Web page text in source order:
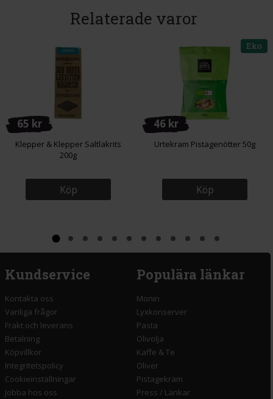
Relaterade varor
65 kr
Klepper & Klepper Saltlakrits
200g
Köp
46 kr
Eko
Urtekram Pistagenötter 50g
Köp
Kundservice
Kontakta oss
Vanliga frågor
Frakt och leverans
Betalning
Köpvillkor
Integritetspolicy
Cookieinställningar
Jobba hos oss
Populära länkar
Monin
Lyxkonserver
Pasta
Olivolja
Kaffe & Te
Oliver
Pistagekräm
Press / Länkar